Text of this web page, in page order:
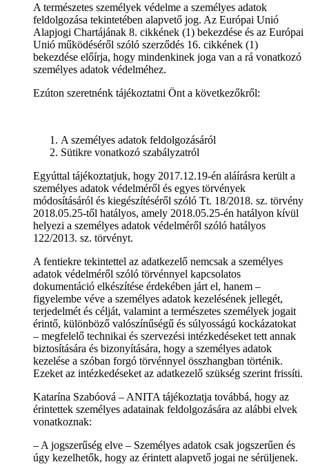
A természetes személyek védelme a személyes adatok
feldolgozása tekintetében alapvető jog. Az Európai Unió
Alapjogi Chartájának 8. cikkének (1) bekezdése és az Európai
Unió működéséről szóló szerződés 16. cikkének (1)
bekezdése előírja, hogy mindenkinek joga van a rá vonatkozó
személyes adatok védelméhez.
Ezúton szeretnénk tájékoztatni Önt a következőkről:
A személyes adatok feldolgozásáról
Sütikre vonatkozó szabályzatról
Egyúttal tájékoztatjuk, hogy 2017.12.19-én aláírásra került a
személyes adatok védelméről és egyes törvények
módosításáról és kiegészítéséről szóló Tt. 18/2018. sz. törvény
2018.05.25-től hatályos, amely 2018.05.25-én hatályon kívül
helyezi a személyes adatok védelméről szóló hatályos
122/2013. sz. törvényt.
A fentiekre tekintettel az adatkezelő nemcsak a személyes
adatok védelméről szóló törvénnyel kapcsolatos
dokumentáció elkészítése érdekében járt el, hanem –
figyelembe véve a személyes adatok kezelésének jellegét,
terjedelmét és célját, valamint a természetes személyek jogait
érintő, különböző valószínűségű és súlyosságú kockázatokat
– megfelelő technikai és szervezési intézkedéseket tett annak
biztosítására és bizonyítására, hogy a személyes adatok
kezelése a szóban forgó törvénnyel összhangban történik.
Ezeket az intézkedéseket az adatkezelő szükség szerint frissíti.
Katarína Szabóová – ANITA tájékoztatja továbbá, hogy az
érintettek személyes adatainak feldolgozására az alábbi elvek
vonatkoznak:
– A jogszerűség elve – Személyes adatok csak jogszerűen és
úgy kezelhetők, hogy az érintett alapvető jogai ne sérüljenek.